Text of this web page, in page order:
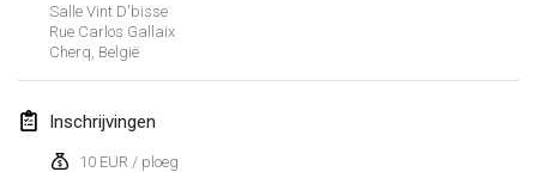
Salle Vint D'bisse
Rue Carlos Gallaix
Cherq België
Inschrijvingen
10 EUR / ploeg
februari 2019
2 feb. 2019